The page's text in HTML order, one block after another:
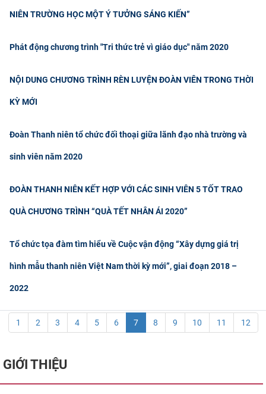
NIÊN TRƯỜNG HỌC MỘT Ý TƯỞNG SÁNG KIẾN”
Phát động chương trình "Tri thức trẻ vì giáo dục" năm 2020
NỘI DUNG CHƯƠNG TRÌNH RÈN LUYỆN ĐOÀN VIÊN TRONG THỜI
KỲ MỚI
Đoàn Thanh niên tổ chức đối thoại giữa lãnh đạo nhà trường và
sinh viên năm 2020
ĐOÀN THANH NIÊN KẾT HỢP VỚI CÁC SINH VIÊN 5 TỐT TRAO
QUÀ CHƯƠNG TRÌNH “QUÀ TẾT NHÂN ÁI 2020”
Tổ chức tọa đàm tìm hiểu về Cuộc vận động “Xây dựng giá trị
hình mẫu thanh niên Việt Nam thời kỳ mới”, giai đoạn 2018 –
2022
1 2 3 4 5 6 7 8 9 10 11 12
GIỚI THIỆU